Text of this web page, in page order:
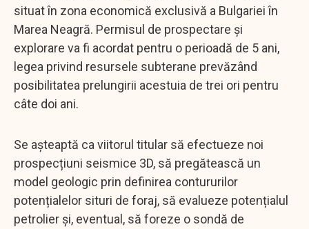
situat în zona economică exclusivă a Bulgariei în
Marea Neagră. Permisul de prospectare și
explorare va fi acordat pentru o perioadă de 5 ani,
legea privind resursele subterane prevăzând
posibilitatea prelungirii acestuia de trei ori pentru
câte doi ani.
Se așteaptă ca viitorul titular să efectueze noi
prospecțiuni seismice 3D, să pregătească un
model geologic prin definirea contururilor
potențialelor situri de foraj, să evalueze potențialul
petrolier și, eventual, să foreze o sondă de